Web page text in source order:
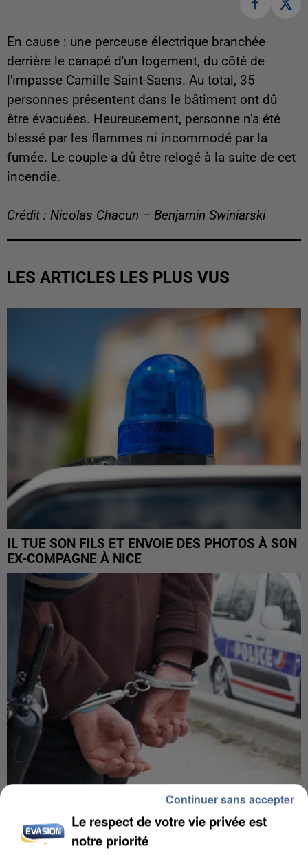
En cause : une perceuse électrique branchée
derrière le canapé d'un logement, du côté de
l'impasse Camille Saint-Saens. Au total, 35
personnes présentent dans le bâtiment ont dû
être évacuées. Heureusement, personne n'a été
blessé par les flammes ni incommodé par la
fumée. Le couple a dû être relogé à la suite de cet
incendie.
Crédit : Nicolas Chacun – Benjamin Swiniarski
LES ARTICLES LES PLUS VUS
IL TUE SON FILS ET ENVOIE DES PHOTOS À SON
EX-COMPAGNE À NICE
L’UN DES FONDATEURS SUPPOSÉS DE LA DZ
MAFIA INTERPELLÉ EN ALGÉRIE
Le respect de votre vie privée est
notre priorité
Continuer sans accepter